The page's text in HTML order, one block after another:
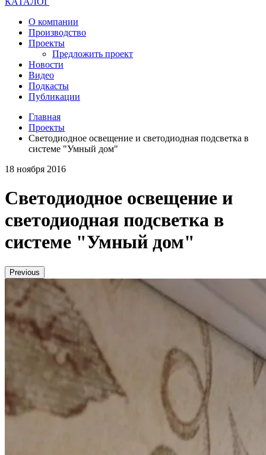
О компании
Производство
Проекты
Предложить проект
Новости
Видео
Подкасты
Публикации
Главная
Проекты
Светодиодное освещение и светодиодная подсветка в
системе "Умный дом"
18 ноября 2016
Светодиодное освещение и
светодиодная подсветка в
системе "Умный дом"
Previous